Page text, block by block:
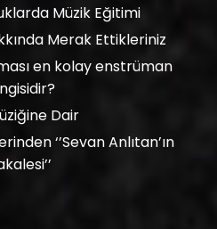
Müzik Eğitimi
Merak Ettikleriniz
en kolay enstrüman
Dair
‘’Sevan Anlıtan’ın